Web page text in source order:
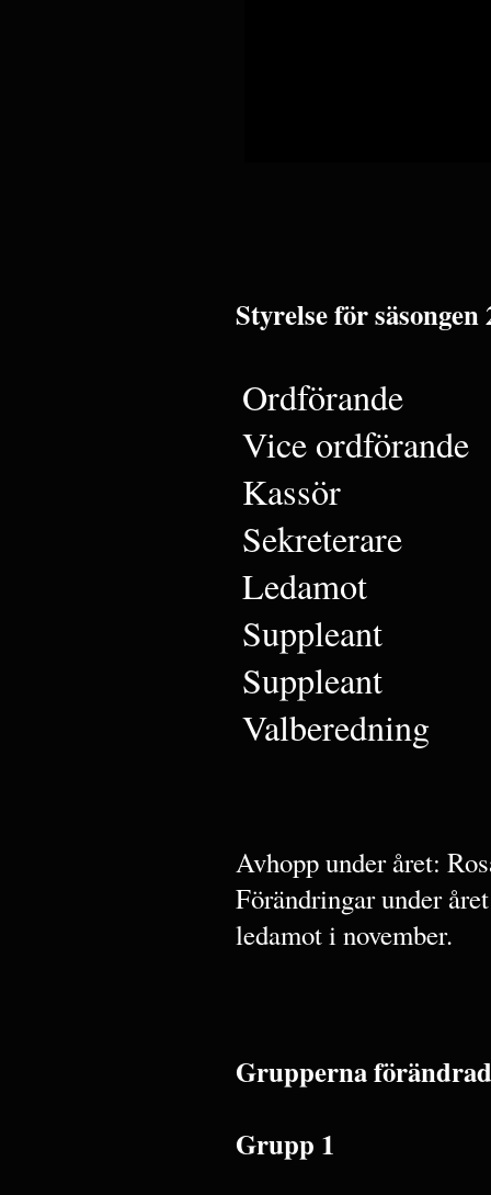
Styrelse för säsongen
Ordförande
Vice ordförande
Kassör
Sekreterare
Ledamot
Suppleant
Suppleant
Valberedning
Avhopp under året:
Förändringar under
ledamot i november.
Grupperna
Grupp 1